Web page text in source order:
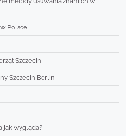
Polsce
Szczecin
Szczecin Berlin
jak wygląda?